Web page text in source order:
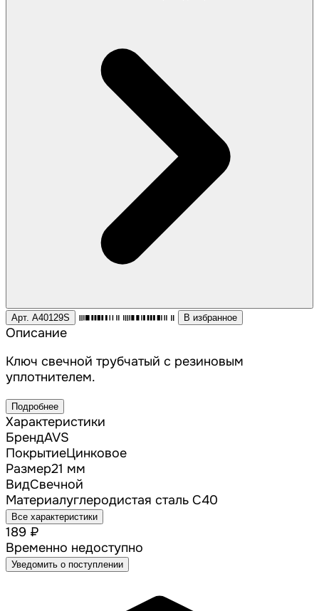
Арт. A40129S В избранное
Описание
Ключ свечной трубчатый с резиновым
уплотнителем.
Подробнее
Характеристики
БрендAVS
ПокрытиеЦинковое
Размер21 мм
ВидСвечной
Материалуглеродистая сталь С40
Все характеристики
189 ₽
Временно недоступно
Уведомить о поступлении